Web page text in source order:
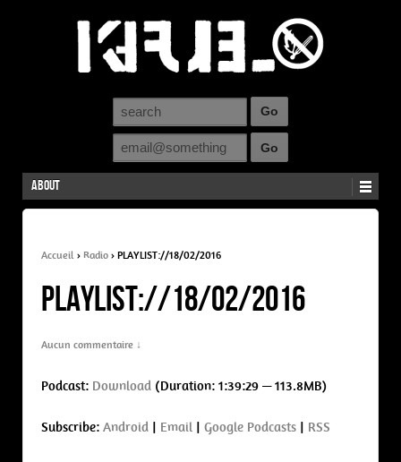
About
Accueil › Radio › PLAYLIST://18/02/2016
PLAYLIST://18/02/2016
Aucun commentaire ↓
Podcast: Download (Duration: 1:39:29 — 113.8MB)
Subscribe: Android Email Google Podcasts RSS